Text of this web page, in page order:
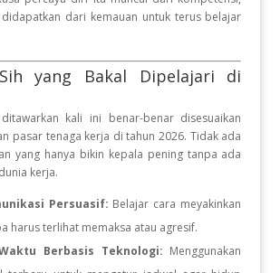
dari kemauan untuk terus belajar
yang Bakal Dipelajari di
kali ini benar-benar disesuaikan
pasar tenaga kerja di tahun 2026. Tidak ada
yang hanya bikin kepala pening tanpa ada
kerja.
Persuasif: Belajar cara meyakinkan
harus terlihat memaksa atau agresif.
Berbasis Teknologi: Menggunakan